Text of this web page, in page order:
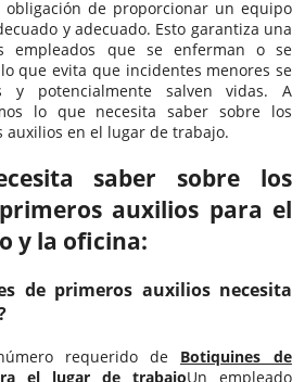
de proporcionar un equipo
y adecuado. Esto garantiza una
empleados que se enferman o se
que evita que incidentes menores se
y potencialmente salven vidas. A
lo que necesita saber sobre los
en el lugar de trabajo.
saber sobre los
auxilios para el
y la oficina:
de primeros auxilios necesita
requerido de Botiquines de
el lugar de trabajoUn empleado